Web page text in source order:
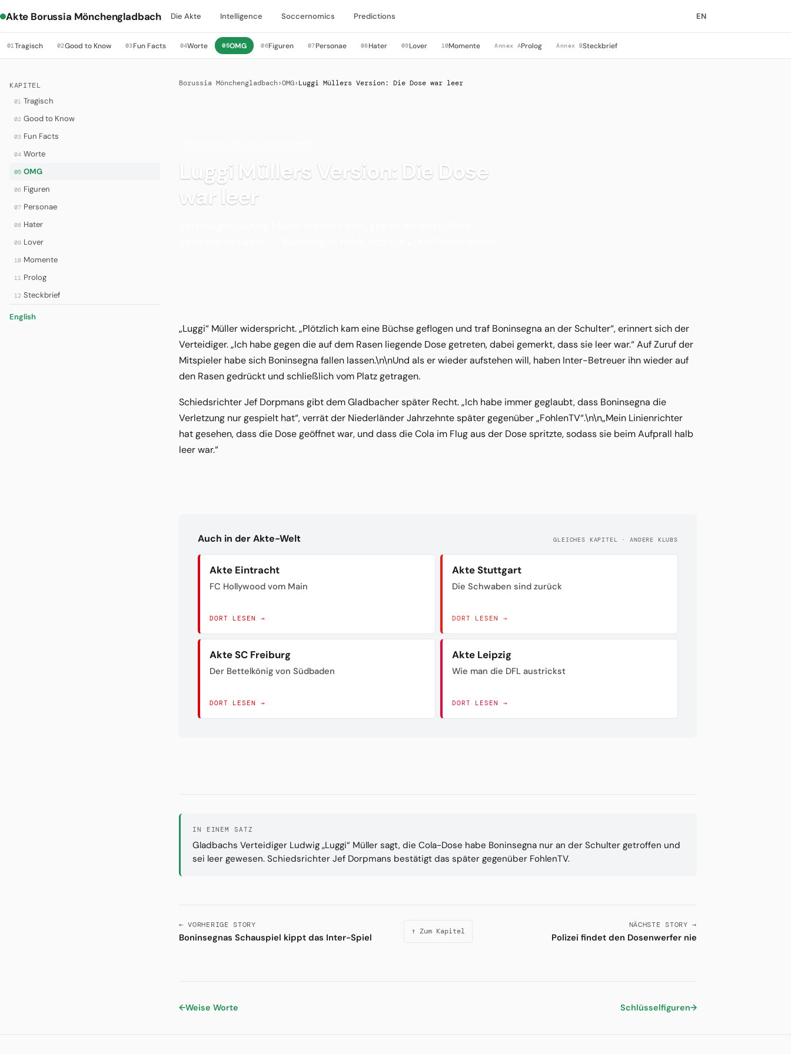
Akte Borussia Mönchengladbach Die Akte Intelligence Soccernomics Predictions EN
01Tragisch 02Good to Know 03Fun Facts 04Worte 05OMG 06Figuren 07Personae 08Hater 09Lover 10Momente Annex AProlog Annex BSteckbrief
KAPITEL
01 Tragisch
02 Good to Know
03 Fun Facts
04 Worte
05 OMG
06 Figuren
07 Personae
08 Hater
09 Lover
10 Momente
11 Prolog
12 Steckbrief
English
Borussia Mönchengladbach›OMG› Luggi Müllers Version: Die Dose war leer
Luggi Müllers Version: Die Dose
war leer
„Luggi“ Müller widerspricht. „Plötzlich kam eine Büchse geflogen und traf Boninsegna an der Schulter“, erinnert sich der
Verteidiger. „Ich habe gegen die auf dem Rasen liegende Dose getreten, dabei gemerkt, dass sie leer war.“ Auf Zuruf der
Mitspieler habe sich Boninsegna fallen lassen.\n\nUnd als er wieder aufstehen will, haben Inter-Betreuer ihn wieder auf
den Rasen gedrückt und schließlich vom Platz getragen.
Schiedsrichter Jef Dorpmans gibt dem Gladbacher später Recht. „Ich habe immer geglaubt, dass Boninsegna die
Verletzung nur gespielt hat“, verrät der Niederländer Jahrzehnte später gegenüber „FohlenTV“.\n\n„Mein Linienrichter
hat gesehen, dass die Dose geöffnet war, und dass die Cola im Flug aus der Dose spritzte, sodass sie beim Aufprall halb
leer war.“
Auch in der Akte-Welt GLEICHES KAPITEL · ANDERE KLUBS
Akte Eintracht
FC Hollywood vom Main
DORT LESEN →
Akte Stuttgart
Die Schwaben sind zurück
DORT LESEN →
Akte SC Freiburg
Der Bettelkönig von Südbaden
DORT LESEN →
Akte Leipzig
Wie man die DFL austrickst
DORT LESEN →
IN EINEM SATZ
Gladbachs Verteidiger Ludwig „Luggi“ Müller sagt, die Cola-Dose habe Boninsegna nur an der Schulter getroffen und
sei leer gewesen. Schiedsrichter Jef Dorpmans bestätigt das später gegenüber FohlenTV.
← VORHERIGE STORY
Boninsegnas Schauspiel kippt das Inter-Spiel
↑ Zum Kapitel
NÄCHSTE STORY →
Polizei findet den Dosenwerfer nie
←Weise Worte Schlüsselfiguren→